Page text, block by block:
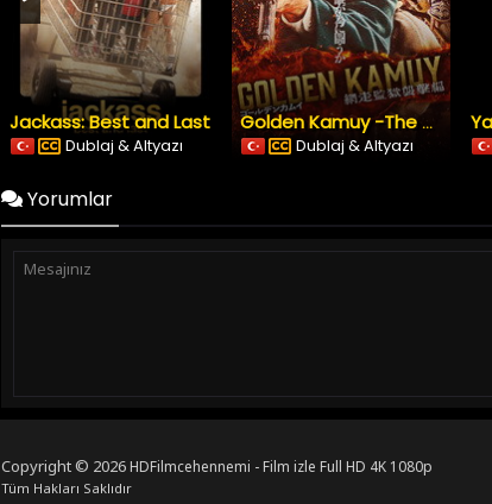
Jackass: Best and Last
Dublaj & Altyazı
Golden Kamuy -The Abashiri Prison Raid
Dublaj & Altyazı
Yorumlar
Copyright © 2026HDFilmcehennemi - Film izle Full HD 4K 1080p
Tüm Hakları Saklıdır